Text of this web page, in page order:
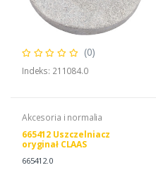
(0)
Indeks: 211084.0
Akcesoria i normalia
665412 Uszczelniacz
oryginał CLAAS
665412.0